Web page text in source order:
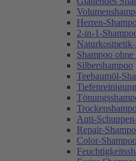
Herren-
2-in-1-
Shampoo
Silbershampoo
Teebaumöl-
Anti-
Repair-
Color-